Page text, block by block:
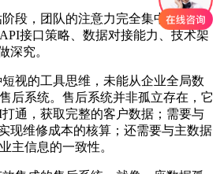
段，团队的注意力完全集中在系统
接口策略、数据对接能力、技术架
深究。
视的工具思维，未能从企业全局数
后系统。售后系统并非孤立存在，它
通，获取完整的客户数据；需要与
现维修成本的核算；还需要与主数据
主信息的一致性。